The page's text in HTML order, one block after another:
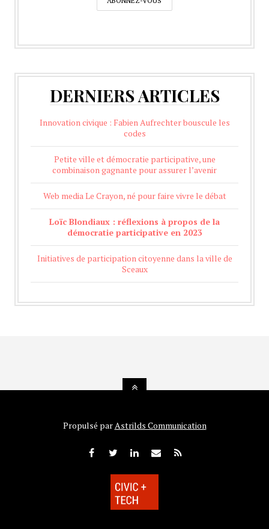
DERNIERS ARTICLES
Innovation civique : Fabien Aufrechter bouscule les
codes
Petite ville et démocratie participative, une
combinaison gagnante pour assurer l’avenir
Web media Le Crayon, né pour faire vivre le débat
Loïc Blondiaux : réflexions à propos de la
démocratie participative en 2023
Initiatives de participation citoyenne dans la ville de
Sceaux
Propulsé parAstrilds Communication